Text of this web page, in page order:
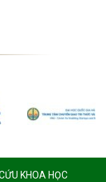
KHOA HỌC